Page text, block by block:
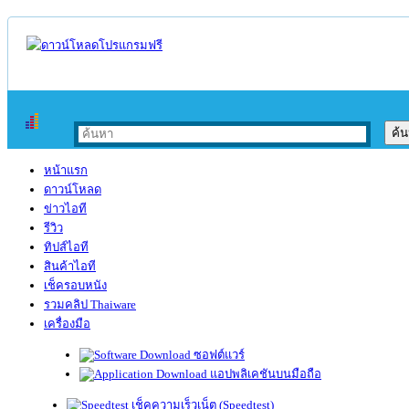
หน้าแรก
ดาวน์โหลด
ข่าวไอที
รีวิว
ทิปส์ไอที
สินค้าไอที
เช็ครอบหนัง
รวมคลิป Thaiware
เครื่องมือ
ซอฟต์แวร์
แอปพลิเคชันบนมือถือ
เช็คความเร็วเน็ต (Speedtest)